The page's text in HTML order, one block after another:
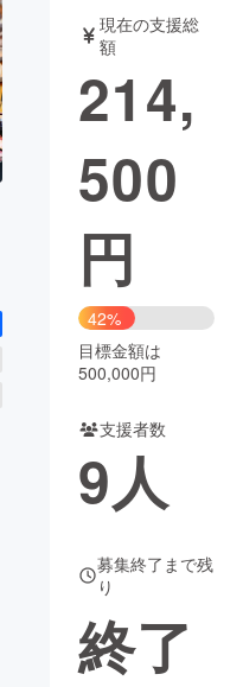
音楽
ゲーム・サ
CAMPFIRE Creation
コミュニティ
現在の支援総
額
214,
500
円
42%
目標金額は
500,000円
支援者数
9人
募集終了まで残
り
終了